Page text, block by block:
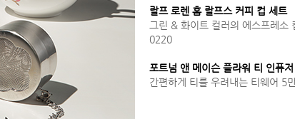
랄프 로렌 홈 랄프스 커피 컵 세트
그린 & 화이트 컬러의 에스프레
0220
포트넘 앤 메이슨 플라워 티 인퓨저
간편하게 티를 우려내는 티웨어 5